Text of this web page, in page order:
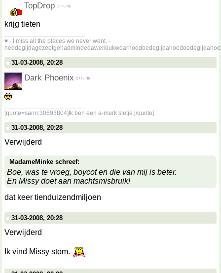
TopDrop
krijg tieten
♥ - I miss all the places we never went. -
31-03-2008, 20:28
Dark Phoenix
[quote=sann;30693804]Ik ben een a-merk sletje.[/quote]
31-03-2008, 20:28
Verwijderd
MadameMinke schreef:
Boe, was te vroeg, boycot en die van mij is beter.
En Missy doet aan machtsmisbruik!
dat keer tienduizendmiljoen
31-03-2008, 20:28
Verwijderd
Ik vind Missy stom.